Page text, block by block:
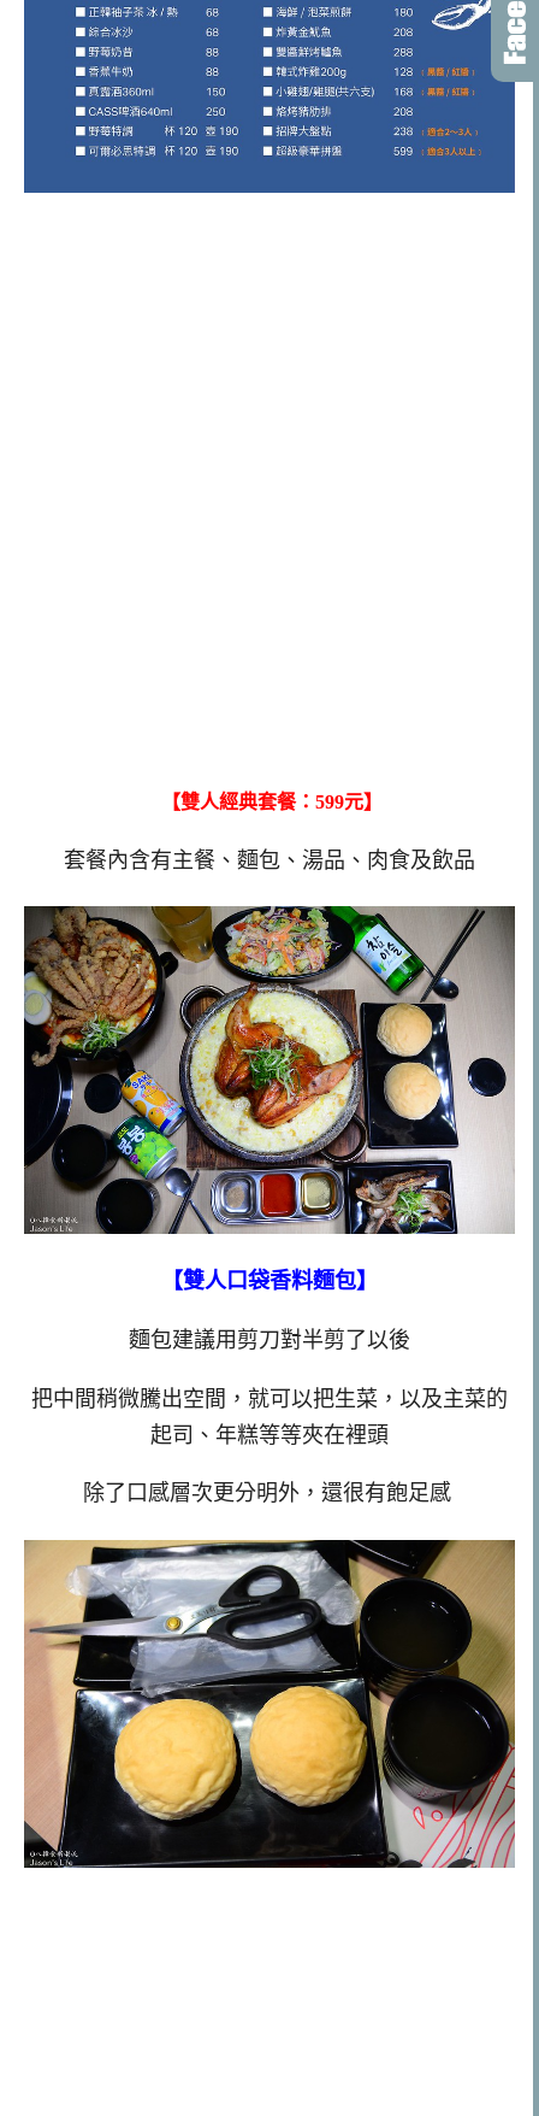
【雙人經典套餐：599元】
套餐內含有主餐、麵包、湯品、肉食及飲品
【雙人口袋香料麵包】
麵包建議用剪刀對半剪了以後
把中間稍微騰出空間，就可以把生菜，以及主菜的
起司、年糕等等夾在裡頭
除了口感層次更分明外，還很有飽足感